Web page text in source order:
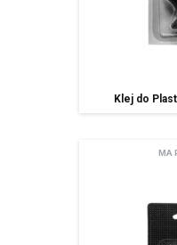
Klej do
MA
podanie danych
korzystania z usługi